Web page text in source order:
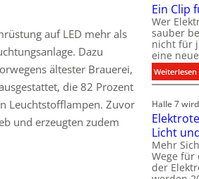
auf LED mehr als
Dazu
ältester Brauerei,
die 82 Prozent
Leuchtstofflampen. Zuvor
und erzeugten zudem
r
u
i
k
t
i
Ein Clip
Wer
sauber
nicht für
eine
Weiterlesen:
l
i
Halle 7
Licht
Mehr
Wege für
der